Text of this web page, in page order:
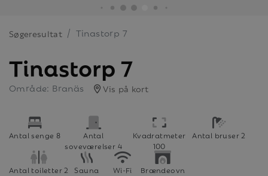
Søgeresultat Tinastorp 7
Tinastorp 7
Område: Branäs Vis på kort
Antal senge 8
Antal
soveværelser 4
Kvadratmeter
100
Antal bruser 2
Antal toiletter 2 Sauna Wi-Fi Brændeovn